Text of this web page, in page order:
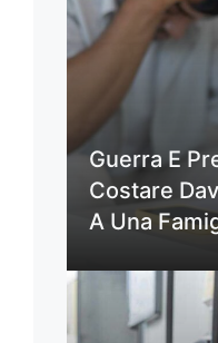
Guerra E
Costare
A Una